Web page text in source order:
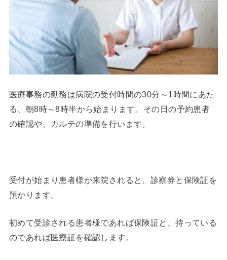
医療事務の勤務は病院の受付時間の30分～1時間にあた
る、朝8時～8時半から始まります。その日の予約患者
の確認や、カルテの準備を行います。
受付が始まり患者様が来院されると、診察券と保険証を
預かります。
初めて受診される患者様であれば保険証と、持っている
のであれば医療証を確認します。